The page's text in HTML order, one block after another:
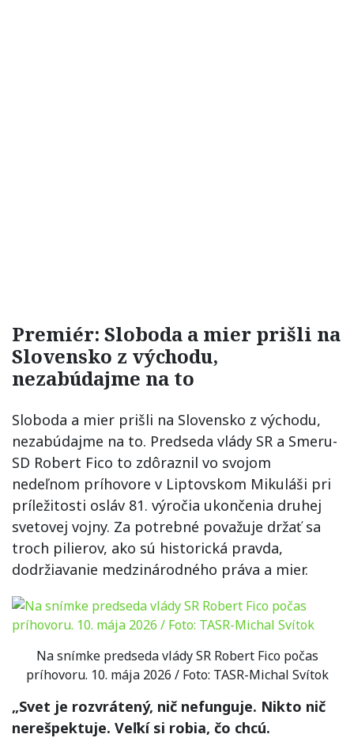
Premiér: Sloboda a mier prišli na
Slovensko z východu,
nezabúdajme na to
Sloboda a mier prišli na Slovensko z východu,
nezabúdajme na to. Predseda vlády SR a Smeru-
SD Robert Fico to zdôraznil vo svojom
nedeľnom príhovore v Liptovskom Mikuláši pri
príležitosti osláv 81. výročia ukončenia druhej
svetovej vojny. Za potrebné považuje držať sa
troch pilierov, ako sú historická pravda,
dodržiavanie medzinárodného práva a mier.
Na snímke predseda vlády SR Robert Fico počas
príhovoru. 10. mája 2026 / Foto: TASR-Michal Svítok
„Svet je rozvrátený, nič nefunguje. Nikto nič
nerešpektuje. Veľkí si robia, čo chcú.